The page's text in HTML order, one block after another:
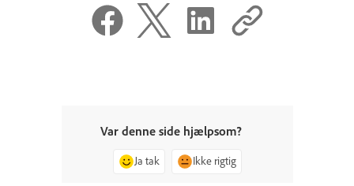
Var denne side hjælpsom?
Ja tak Ikke rigtig